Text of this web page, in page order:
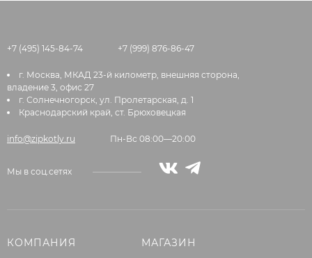
+7 (495) 145-84-74 +7 (999) 876-86-47
г. Москва, МКАД 23-й километр, внешняя сторона,
владение 3, офис 27
г. Солнечногорск, ул. Пролетарская, д. 1
Краснодарский край, ст. Брюховецкая
info@zipkotly.ru Пн-Вс 08:00—20:00
Мы в соц.сетях
КОМПАНИЯ МАГАЗИН